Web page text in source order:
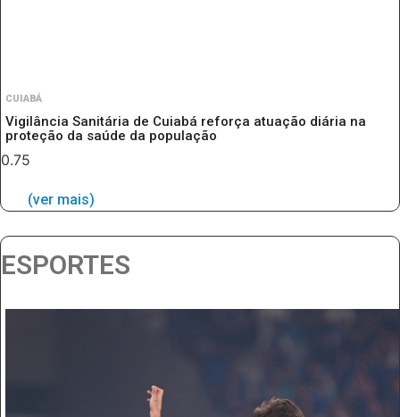
CUIABÁ
Vigilância Sanitária de Cuiabá reforça atuação diária na
proteção da saúde da população
(ver mais)
ESPORTES